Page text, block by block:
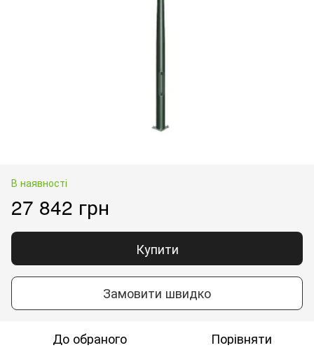
В наявності
27 842 грн
Купити
Замовити швидко
До обраного Порівняти